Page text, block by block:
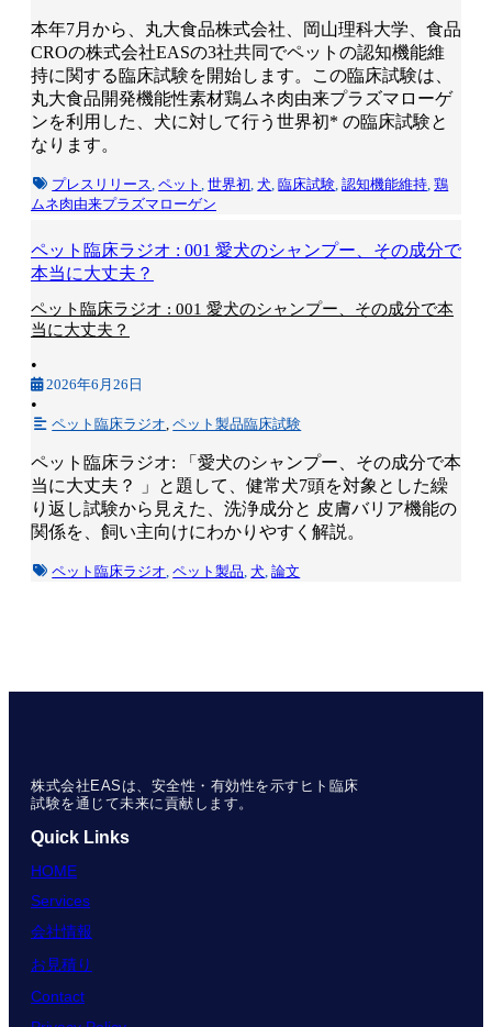
本年7月から、丸大食品株式会社、岡山理科大学、食品
CROの株式会社EASの3社共同でペットの認知機能維
持に関する臨床試験を開始します。この臨床試験は、
丸大食品開発機能性素材鶏ムネ肉由来プラズマローゲ
ンを利用した、犬に対して行う世界初* の臨床試験と
なります。
プレスリリース ,ペット ,世界初 ,犬 ,臨床試験 ,認知機能維持 ,鶏
ムネ肉由来プラズマローゲン
ペット臨床ラジオ : 001 愛犬のシャンプー、その成分で
本当に大丈夫？
ペット臨床ラジオ : 001 愛犬のシャンプー、その成分で本
当に大丈夫？
•
2026年6月26日
•
ペット臨床ラジオ ,ペット製品臨床試験
ペット臨床ラジオ: 「愛犬のシャンプー、その成分で本
当に大丈夫？ 」と題して、健常犬7頭を対象とした繰
り返し試験から見えた、洗浄成分と 皮膚バリア機能の
関係を、飼い主向けにわかりやすく解説。
ペット臨床ラジオ ,ペット製品 ,犬 ,論文
株式会社EASは、安全性・有効性を示すヒト臨床
試験を通じて未来に貢献します。
Quick Links
HOME
Services
会社情報
お見積り
Contact